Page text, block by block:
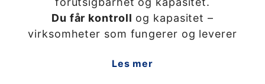
Du får kontroll og kapasitet –
virksomheter som fungerer og leverer
Les mer